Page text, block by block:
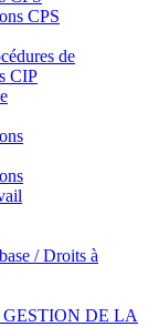
CPS
de
CIP
/ Droits à
DE LA